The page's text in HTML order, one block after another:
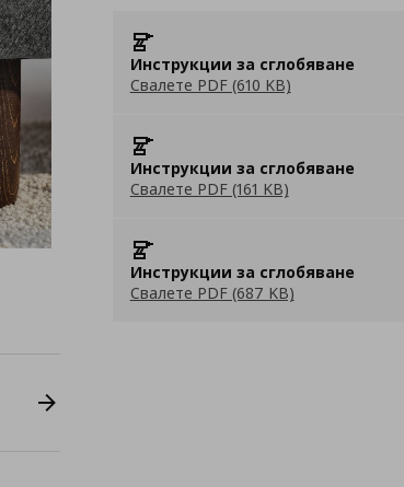
Инструкции за сглобяване
Свалете PDF (610 KB)
Инструкции за сглобяване
Свалете PDF (161 KB)
Инструкции за сглобяване
Свалете PDF (687 KB)